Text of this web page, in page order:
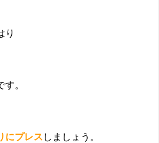
り
す。
にプレス しましょう。